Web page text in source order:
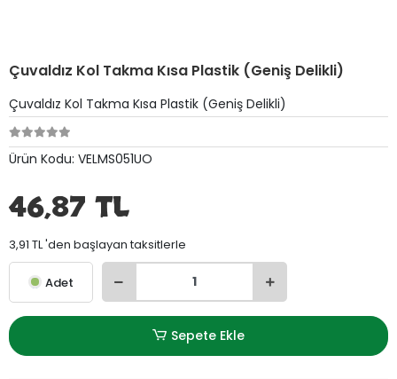
Çuvaldız Kol Takma Kısa Plastik (Geniş Delikli)
Çuvaldız Kol Takma Kısa Plastik (Geniş Delikli)
Ürün Kodu: VELMS051UO
46,87 TL
3,91 TL 'den başlayan taksitlerle
Adet
Sepete Ekle